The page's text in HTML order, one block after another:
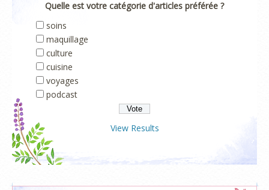
Quelle est votre catégorie d'articles préférée ?
soins
maquillage
culture
cuisine
voyages
podcast
View Results